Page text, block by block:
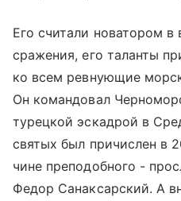
Его считали новатором в
сражения, его таланты
ко всем ревнующие
Он командовал
турецкой эскадрой в
святых был причислен в
чине преподобного -
Федор Санаксарский. А